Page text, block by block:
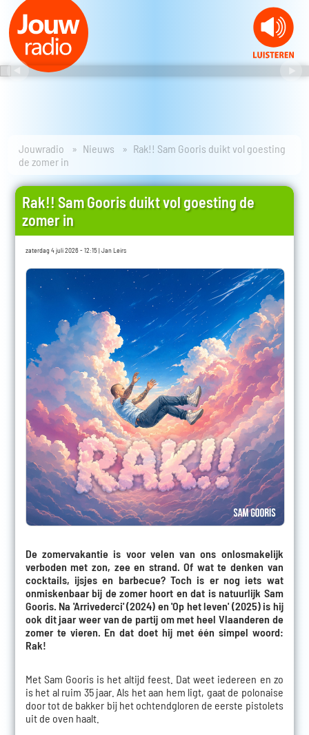
Jouwradio Nieuws
Rak!! Sam Gooris duikt vol goesting
de zomer in
Rak!! Sam Gooris duikt vol goesting de
zomer in
zaterdag 4 juli 2026 - 12:15 | Jan Leirs
De zomervakantie is voor velen van ons onlosmakelijk
verboden met zon, zee en strand. Of wat te denken van
cocktails, ijsjes en barbecue? Toch is er nog iets wat
onmiskenbaar bij de zomer hoort en dat is natuurlijk Sam
Gooris. Na 'Arrivederci' (2024) en 'Op het leven' (2025) is hij
ook dit jaar weer van de partij om met heel Vlaanderen de
zomer te vieren. En dat doet hij met één simpel woord:
Rak!
Met Sam Gooris is het altijd feest. Dat weet iedereen en zo
is het al ruim 35 jaar. Als het aan hem ligt, gaat de polonaise
door tot de bakker bij het ochtendgloren de eerste pistolets
uit de oven haalt.